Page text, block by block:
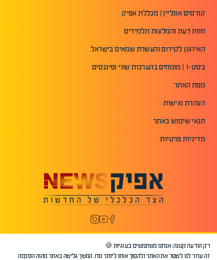
קורסים אונליין | מכללת אפיק
חוות דעת והמלצות תלמידים
האירגון לקידום והעשרת שמאים בישראל
בסט-1 | מומחים בהערכות שווי ופיננסים
מפת האתר
הצהרת נגישות
תנאי שימוש באתר
מדיניות פרטיות
רק הודעה קטנה: אנחנו משתמשים בעוגיות 🍪
זה עוזר לנו לשפר את האתר ולהפוך אותו ליותר נוח. המשך גלישה באתר מהוה הסכמה